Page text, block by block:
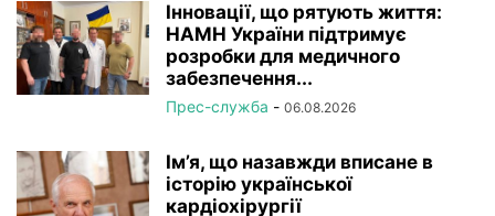
Інновації, що рятують життя:
НАМН України підтримує
розробки для медичного
забезпечення...
Прес-служба - 06.08.2026
Ім’я, що назавжди вписане в
історію української
кардіохірургії